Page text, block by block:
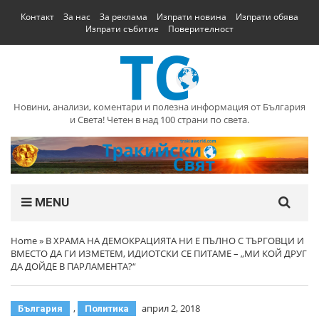
Контакт За нас За реклама Изпрати новина
Изпрати обява
Изпрати събитие
Поверителност
Новини, анализи, коментари и полезна информация от България
и Света! Четен в над 100 страни по света.
MENU
Home» В ХРАМА НА ДЕМОКРАЦИЯТА НИ Е ПЪЛНО С ТЪРГОВЦИ И
ВМЕСТО ДА ГИ ИЗМЕТЕМ, ИДИОТСКИ СЕ ПИТАМЕ – „МИ КОЙ ДРУГ
ДА ДОЙДЕ В ПАРЛАМЕНТА?“
България , Политика април 2, 2018